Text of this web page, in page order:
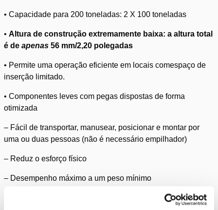
• Capacidade para 200 toneladas: 2 X 100 toneladas
• Altura de construção extremamente baixa: a altura total
é de apenas 56 mm/2,20 polegadas
• Permite uma operação eficiente em locais comespaço de
inserção limitado.
• Componentes leves com pegas dispostas de forma
otimizada
– Fácil de transportar, manusear, posicionar e montar por
uma ou duas pessoas (não é necessário empilhador)
– Reduz o esforço físico
– Desempenho máximo a um peso mínimo